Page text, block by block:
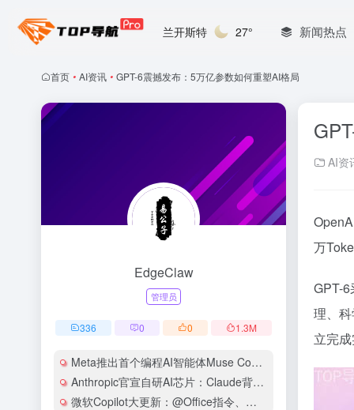
兰开斯特 27° 新闻热点
首页 • AI资讯 • GPT-6震撼发布：5万亿参数如何重塑AI格局
AI资
万
GPT-
理、
立完
EdgeClaw
管理员
336 0 0 1.3M
Meta推出首个编程AI智能体Muse Code，用低价策略叫板Claude Code和Codex
Anthropic官宣自研AI芯片：Claude背后的算力野心，AI公司为何纷纷走向“软硬一体”？
微软Copilot大更新：@Office指令、浏览器自动化、数字员工市场，办公效率要变天